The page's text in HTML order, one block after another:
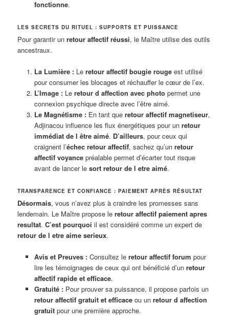
fonctionne.
LES SECRETS DU RITUEL : SUPPORTS ET PUISSANCE
Pour garantir unretour affectif réussi, le Maître utilise des outils
ancestraux.
La Lumière :Le retour affectif bougie rougeest utilisé
pour consumer les blocages et réchauffer le cœur de l’ex.
L’Image :Le retour d affection avec photopermet une
connexion psychique directe avec l’être aimé.
Le Magnétisme :En tant que retour affectif magnetiseur,
Adjinacou influence les flux énergétiques pour un retour
immédiat de l être aimé. D’ailleurs, pour ceux qui
craignent l’échec retour affectif, sachez qu’un retour
affectif voyancepréalable permet d’écarter tout risque
avant de lancer le sort retour de l etre aimé.
TRANSPARENCE ET CONFIANCE : PAIEMENT APRÈS RÉSULTAT
Désormais, vous n’avez plus à craindre les promesses sans
lendemain. Le Maître propose leretour affectif paiement apres
resultat.C’est pourquoi il est considéré comme un expert de
retour de l etre aime serieux.
Avis et Preuves :Consultez le retour affectif forum pour
lire les témoignages de ceux qui ont bénéficié d’un retour
affectif rapide et efficace.
Gratuité :Pour prouver sa puissance, il propose parfois un
retour affectif gratuit et efficaceou un retour d affection
gratuitpour une première approche.